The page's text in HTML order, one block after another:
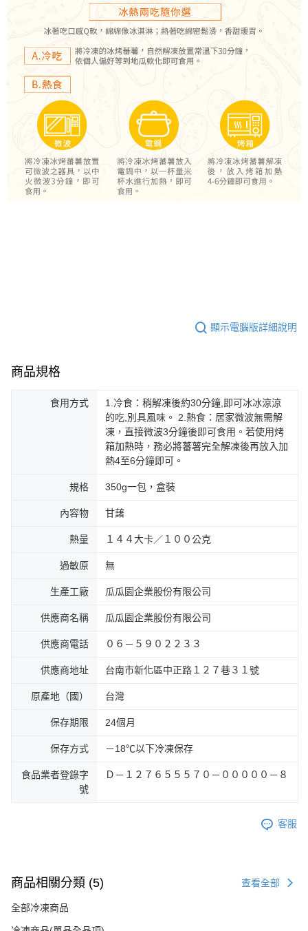
顯示電腦版詳細說明
商品規格
食用方式
1.冷食：稍解凍後約30分鐘,即可冰冰涼涼
的吃,別具風味。 2.熱食：居家微波無需解
凍，直接微波3分鐘後即可食用。若使用烤
箱加熱時，務必將蕃薯完全解凍後再放入加
熱4至6分鐘即可。
規格 350g一包，盒裝
內容物 甘藷
熱量 １４４大卡／１００公克
過敏原 無
生產工廠 瓜瓜園企業股份有限公司
供應商名稱 瓜瓜園企業股份有限公司
供應商電話 ０６－５９０２２３３
供應商地址 台南市新化區中正路１２７巷３１號
原產地（國） 台灣
保存期限 24個月
保存方式 －18℃以下冷凍保存
食品業者登錄字
號
Ｄ－１２７６５５５７０－０００００－８
客服
商品相關分類 (5) 查看全部
全部冷凍商品